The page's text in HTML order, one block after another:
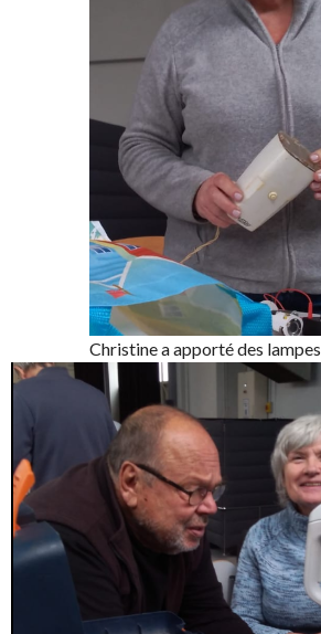
Christine a apporté des lampes